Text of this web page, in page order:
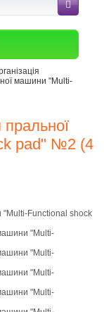
машини "Multi-
пральної
pad" №2 (4